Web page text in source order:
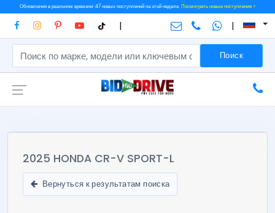
Обновления в реальном времени: 47 новых поступлений на этой неделе.Посмотреть новые поступления >
| |
Поиск
2025 HONDA CR-V SPORT-L
Вернуться к результатам поиска